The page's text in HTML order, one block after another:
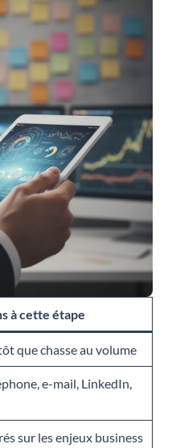
à cette étape
que chasse au volume
e-mail, LinkedIn,
sur les enjeux business